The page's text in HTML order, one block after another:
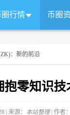
圈行情 币圈
：新的前沿
抱零知识
| 来源： 本站整理| 作者